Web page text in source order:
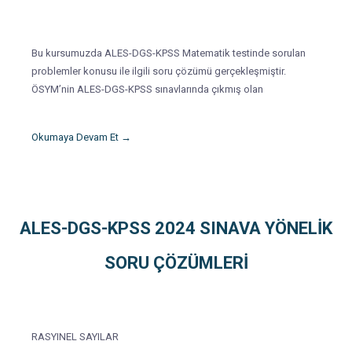
Bu kursumuzda ALES-DGS-KPSS Matematik testinde sorulan
problemler konusu ile ilgili soru çözümü gerçekleşmiştir.
ÖSYM’nin ALES-DGS-KPSS sınavlarında çıkmış olan
Okumaya Devam Et →
ALES-DGS-KPSS 2024 SINAVA YÖNELİK
SORU ÇÖZÜMLERİ
RASYINEL SAYILAR